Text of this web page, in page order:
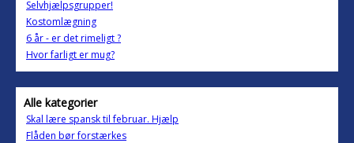
Selvhjælpsgrupper!
Kostomlægning
6 år - er det rimeligt ?
Hvor farligt er mug?
Alle kategorier
Skal lære spansk til februar. Hjælp
Flåden bør forstærkes